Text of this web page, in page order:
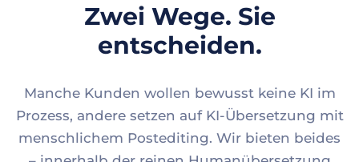
Zwei Wege. Sie
entscheiden.
Manche Kunden wollen bewusst keine KI im
Prozess, andere setzen auf KI-Übersetzung mit
menschlichem Postediting. Wir bieten beides